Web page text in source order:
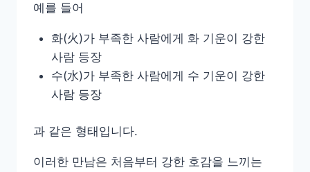
예를 들어
화(火)가 부족한 사람에게 화 기운이 강한
사람 등장
수(水)가 부족한 사람에게 수 기운이 강한
사람 등장
과 같은 형태입니다.
이러한 만남은 처음부터 강한 호감을 느끼는